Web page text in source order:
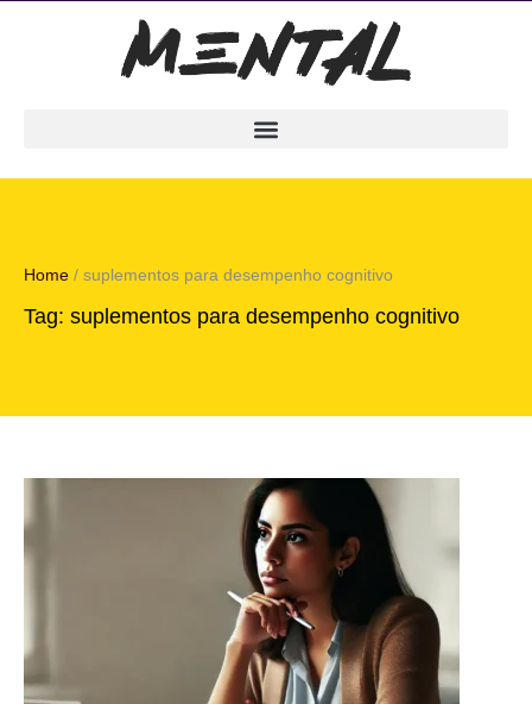
Home / suplementos para desempenho cognitivo
Tag: suplementos para desempenho cognitivo